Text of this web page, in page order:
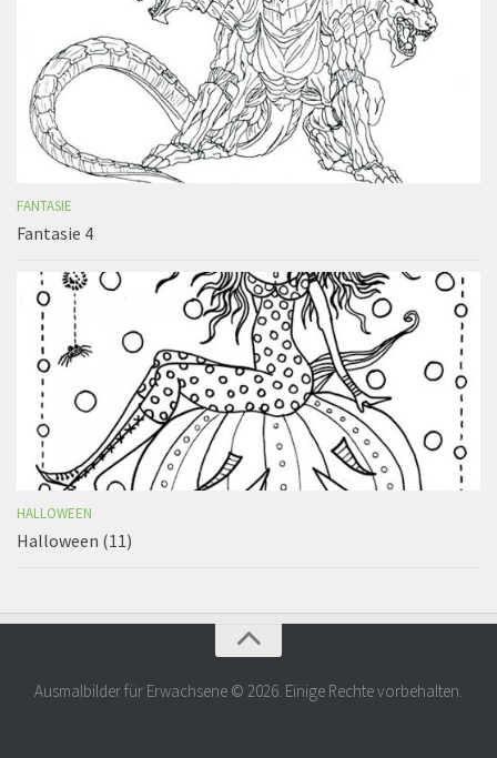
FANTASIE
Fantasie 4
HALLOWEEN
Halloween (11)
Ausmalbilder für Erwachsene © 2026. Einige Rechte vorbehalten.